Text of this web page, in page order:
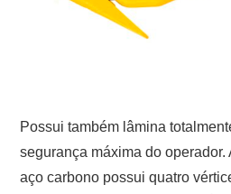
Possui também lâmina
segurança máxima do
aço carbono possui quatro